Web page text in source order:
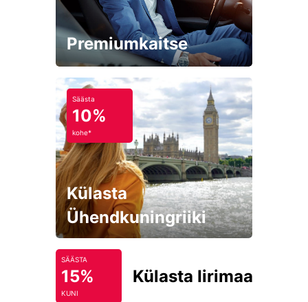
Premiumkaitse
Säästa
10%
kohe*
Külasta
Ühendkuningriiki
SÄÄSTA
15%
KUNI
Külasta Iirimaad